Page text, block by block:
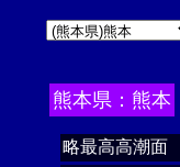
熊本県：熊本
略最高高潮面